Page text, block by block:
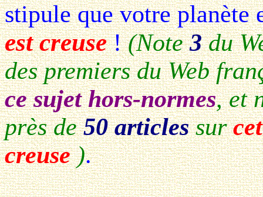
stipule que votre planète
est creuse!(Note3du
des premiers du Web
ce sujet hors-normes, et
près de50 articlessur
creuse ).